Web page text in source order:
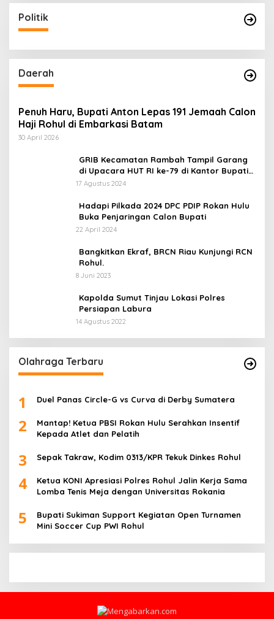
Politik
Daerah
Penuh Haru, Bupati Anton Lepas 191 Jemaah Calon
Haji Rohul di Embarkasi Batam
30 April 2026
GRIB Kecamatan Rambah Tampil Garang
di Upacara HUT RI ke-79 di Kantor Bupati
Rokan Hulu!
17 Agustus 2024
Hadapi Pilkada 2024 DPC PDIP Rokan Hulu
Buka Penjaringan Calon Bupati
22 April 2024
Bangkitkan Ekraf, BRCN Riau Kunjungi RCN
Rohul.
8 Juni 2023
Kapolda Sumut Tinjau Lokasi Polres
Persiapan Labura
14 Agustus 2022
Olahraga Terbaru
1 Duel Panas Circle-G vs Curva di Derby Sumatera
2
Mantap! Ketua PBSI Rokan Hulu Serahkan Insentif
Kepada Atlet dan Pelatih
3 Sepak Takraw, Kodim 0313/KPR Tekuk Dinkes Rohul
4
Ketua KONI Apresiasi Polres Rohul Jalin Kerja Sama
Lomba Tenis Meja dengan Universitas Rokania
5
Bupati Sukiman Support Kegiatan Open Turnamen
Mini Soccer Cup PWI Rohul